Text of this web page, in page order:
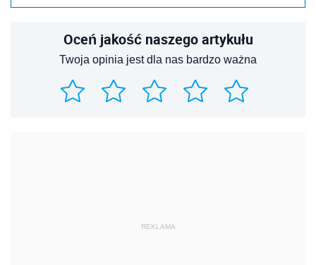
Oceń jakość naszego artykułu
Twoja opinia jest dla nas bardzo ważna
REKLAMA